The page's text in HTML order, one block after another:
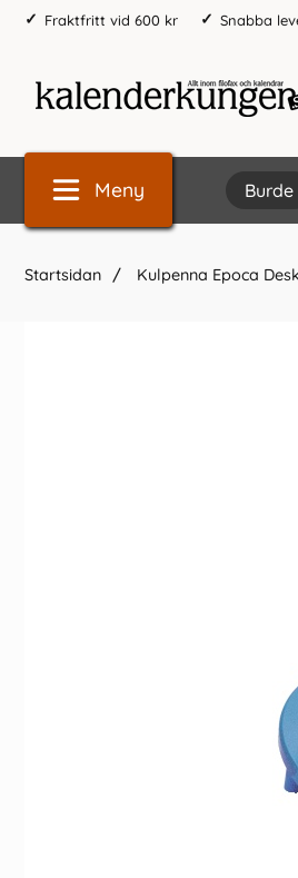
Fraktfritt vid 600 kr Snabba
Meny Burde
Startsidan Kulpenna Epoca
Indexflikar och Frixion clicker svart